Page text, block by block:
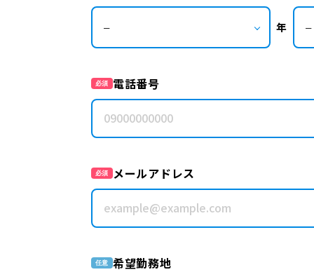
年
必須 電話番号
必須 メールアドレス
任意 希望勤務地